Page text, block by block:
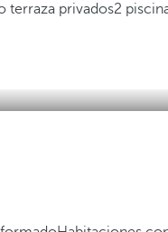
terraza privados2